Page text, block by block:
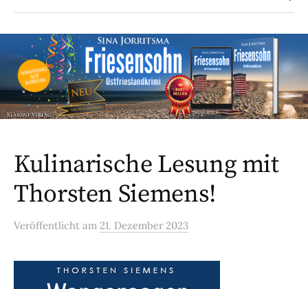
Kulinarische Lesung mit
Thorsten Siemens!
Veröffentlicht am 21. Dezember 2023